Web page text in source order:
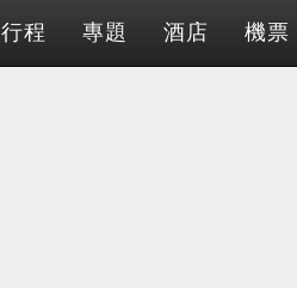
行程 專題 酒店 機票